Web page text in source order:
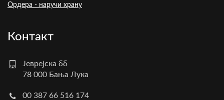
Ордера - наручи храну
Контакт
Јеврејска бб
78 000 Бања Лука
00 387 66 516 174